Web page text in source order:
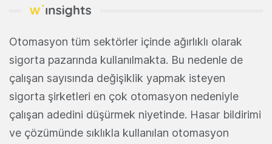
Otomasyon tüm sektörler içinde ağırlıklı olarak
sigorta pazarında kullanılmakta. Bu nedenle de
çalışan sayısında değişiklik yapmak isteyen
sigorta şirketleri en çok otomasyon nedeniyle
çalışan adedini düşürmek niyetinde. Hasar bildirimi
ve çözümünde sıklıkla kullanılan otomasyon